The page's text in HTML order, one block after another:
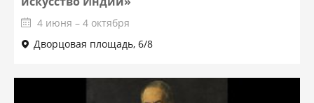
4 июня – 4 октября
Дворцовая площадь, 6/8